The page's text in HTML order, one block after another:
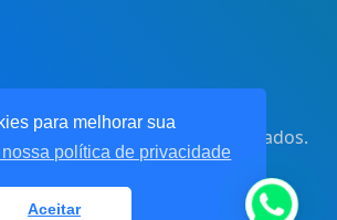
para melhorar sua
política de privacidade
Aceitar
. Todos os direitos reservados.
62.360.268.0001/91